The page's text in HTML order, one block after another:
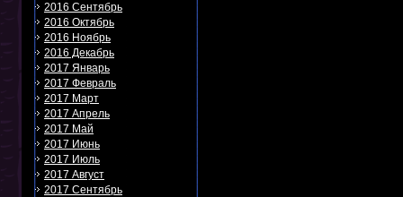
2016 Сентябрь
2016 Октябрь
2016 Ноябрь
2016 Декабрь
2017 Январь
2017 Февраль
2017 Март
2017 Апрель
2017 Май
2017 Июнь
2017 Июль
2017 Август
2017 Сентябрь